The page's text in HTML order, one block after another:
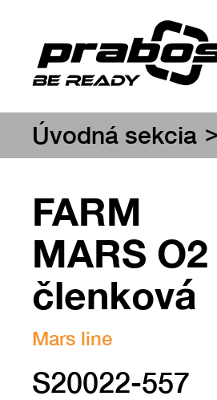
Úvodná sekcia
FARM
MARS O2
členková
Mars line
S20022-557